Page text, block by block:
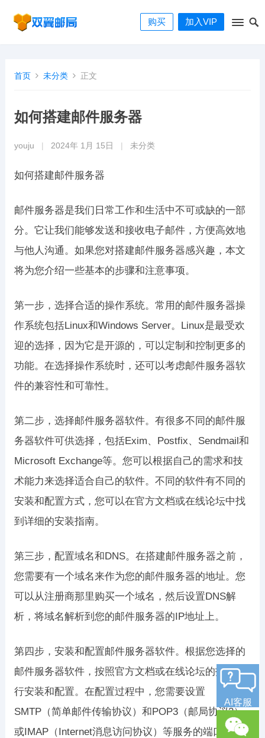
购买 加入VIP
首页 未分类 正文
如何搭建邮件服务器
youju 2024年 1月 15日 未分类
如何搭建邮件服务器
邮件服务器是我们日常工作和生活中不可或缺的一部
分。它让我们能够发送和接收电子邮件，方便高效地
与他人沟通。如果您对搭建邮件服务器感兴趣，本文
将为您介绍一些基本的步骤和注意事项。
第一步，选择合适的操作系统。常用的邮件服务器操
作系统包括Linux和Windows Server。Linux是最受欢
迎的选择，因为它是开源的，可以定制和控制更多的
功能。在选择操作系统时，还可以考虑邮件服务器软
件的兼容性和可靠性。
第二步，选择邮件服务器软件。有很多不同的邮件服
务器软件可供选择，包括Exim、Postfix、Sendmail和
Microsoft Exchange等。您可以根据自己的需求和技
术能力来选择适合自己的软件。不同的软件有不同的
安装和配置方式，您可以在官方文档或在线论坛中找
到详细的安装指南。
第三步，配置域名和DNS。在搭建邮件服务器之前，
您需要有一个域名来作为您的邮件服务器的地址。您
可以从注册商那里购买一个域名，然后设置DNS解
析，将域名解析到您的邮件服务器的IP地址上。
第四步，安装和配置邮件服务器软件。根据您选择的
邮件服务器软件，按照官方文档或在线论坛的指南进
行安装和配置。在配置过程中，您需要设置
SMTP（简单邮件传输协议）和POP3（邮局协议3）
或IMAP（Internet消息访问协议）等服务的端口和参
AI客服